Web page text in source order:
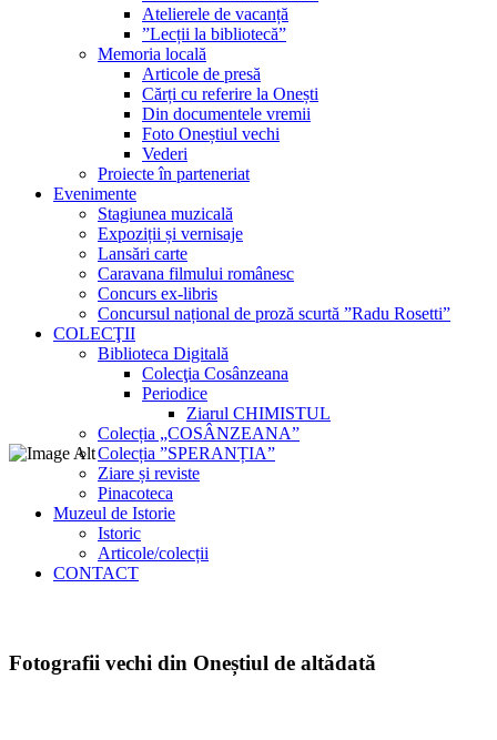
Atelierele de vacanță
”Lecții la bibliotecă”
Memoria locală
Articole de presă
Cărți cu referire la Onești
Din documentele vremii
Foto Oneștiul vechi
Vederi
Proiecte în parteneriat
Evenimente
Stagiunea muzicală
Expoziții și vernisaje
Lansări carte
Caravana filmului românesc
Concurs ex-libris
Concursul național de proză scurtă ”Radu Rosetti”
COLECŢII
Biblioteca Digitală
Colecţia Cosânzeana
Periodice
Ziarul CHIMISTUL
Colecția „COSÂNZEANA”
Colecția ”SPERANȚIA”
Ziare și reviste
Pinacoteca
Muzeul de Istorie
Istoric
Articole/colecții
CONTACT
Fotografii vechi din Oneștiul de altădată